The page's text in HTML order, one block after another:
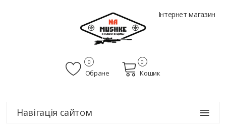
Інтернет магазин
Обране
0
Кошик
0
Навігація сайтом